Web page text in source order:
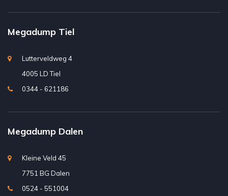
Megadump Tiel
Lutterveldweg 4
4005 LD Tiel
0344 - 621186
Megadump Dalen
Kleine Veld 45
7751 BG Dalen
0524 - 551004